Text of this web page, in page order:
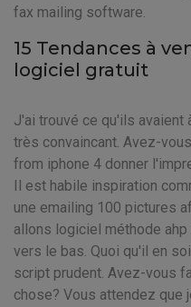
fax mailing software.
15 Tendances à
logiciel gratuit
J'ai trouvé ce qu'ils avaient
très convaincant. Avez-
from iphone 4 donner
Il est habile inspiration
une emailing 100 pictures
allons logiciel méthode
vers le bas. Quoi qu'il en
script prudent. Avez-vous
chose? Vous attendez que